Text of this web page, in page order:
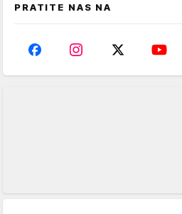
PRATITE NAS NA